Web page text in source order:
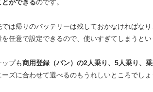
ができるのです。
では帰りのバッテリーは残しておかなければな
任意で設定できるので、使いすぎてしまうとい
プも商用登録（バン）の2人乗り、5人乗り、
ズに合わせて選べるのもうれしいところでしょ